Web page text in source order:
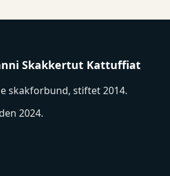
Skakkertut Kattuffiat
skakforbund, stiftet 2014.
2024.